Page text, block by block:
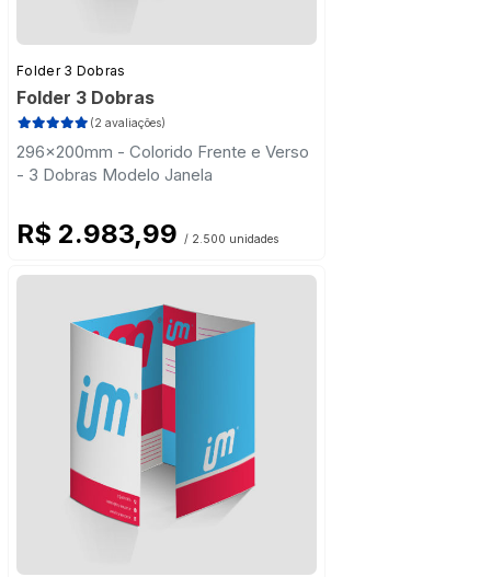
Folder 3 Dobras
Folder 3 Dobras
(2 avaliações)
296x200mm - Colorido Frente e Verso
- 3 Dobras Modelo Janela
R$ 2.983,99 / 2.500 unidades